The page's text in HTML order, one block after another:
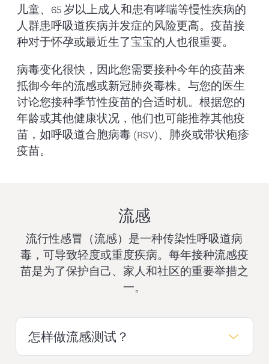
儿童、65 岁以上成人和患有哮喘等慢性疾病的
人群患呼吸道疾病并发症的风险更高。疫苗接
种对于怀孕或最近生了宝宝的人也很重要。
病毒变化很快，因此您需要接种今年的疫苗来
抵御今年的流感或新冠肺炎毒株。与您的医生
讨论您接种季节性疫苗的合适时机。根据您的
年龄或其他健康状况，他们也可能推荐其他疫
苗，如呼吸道合胞病毒 (RSV)、肺炎或带状疱疹
疫苗。
流感
流行性感冒（流感）是一种传染性呼吸道病
毒，可导致轻度或重度疾病。每年接种流感疫
苗是为了保护自己、家人和社区的重要举措之
一。
怎样做流感测试？